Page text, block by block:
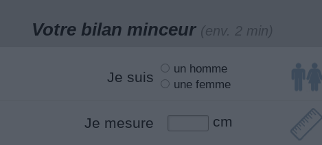
Votre bilan minceur (env. 2 min)
Je suis
un homme
une femme
Je mesure cm